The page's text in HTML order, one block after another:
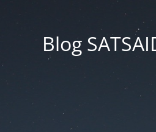
Blog